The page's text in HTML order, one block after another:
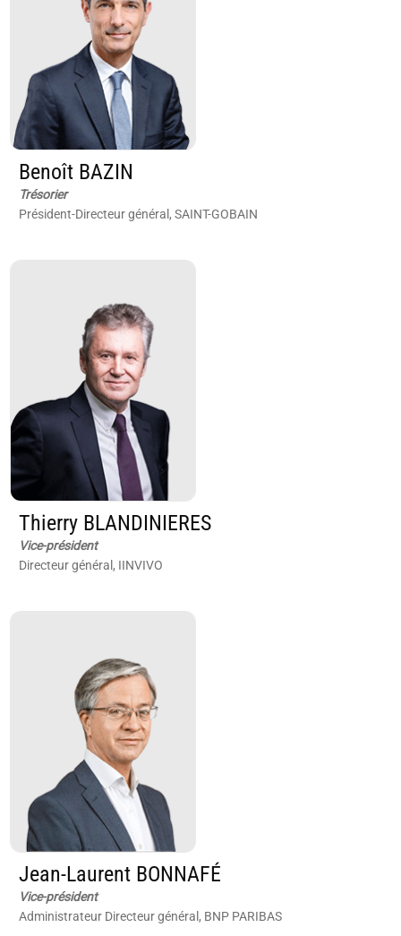
Benoît BAZIN
Trésorier
Président-Directeur général, SAINT-GOBAIN
Thierry BLANDINIERES
Vice-président
Directeur général, IINVIVO
Jean-Laurent BONNAFÉ
Vice-président
Administrateur Directeur général, BNP PARIBAS